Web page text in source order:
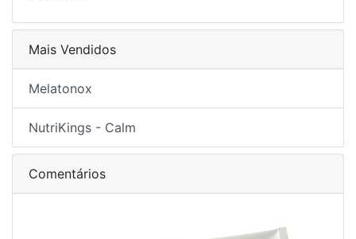
Mais Vendidos
Melatonox
NutriKings - Calm
Comentários